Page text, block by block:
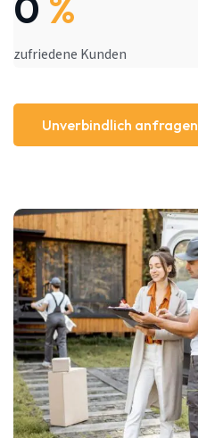
zufriedene Kunden
Unverbindlich anfragen